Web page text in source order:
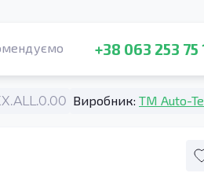
+38 063 253 75
Виробник: TM Auto-